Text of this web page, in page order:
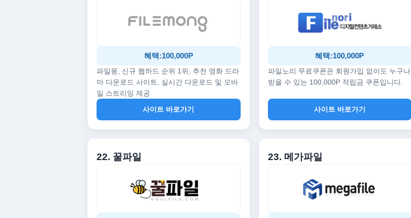
혜택:100,000P
파일몽, 신규 웹하드 순위 1위, 추천 영화 드라
마 다운로드 사이트, 실시간 다운로드 및 모바
일 스트리밍 제공
사이트 바로가기
혜택:100,000P
파일노리 무료쿠폰은 회원가입 없이도 누구나
받을 수 있는 100,000P 적립금 쿠폰입니다.
사이트 바로가기
22. 꿀파일 23. 메가파일